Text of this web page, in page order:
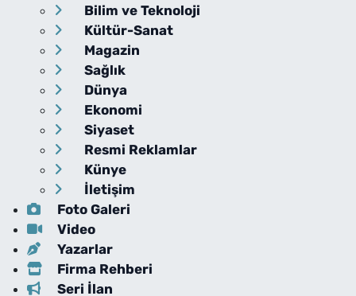
Bilim ve Teknoloji
Kültür-Sanat
Magazin
Sağlık
Dünya
Ekonomi
Siyaset
Resmi Reklamlar
Künye
İletişim
Foto Galeri
Video
Yazarlar
Firma Rehberi
Seri İlan